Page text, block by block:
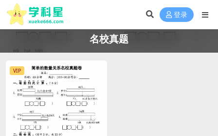
登录
名校真题
VIP